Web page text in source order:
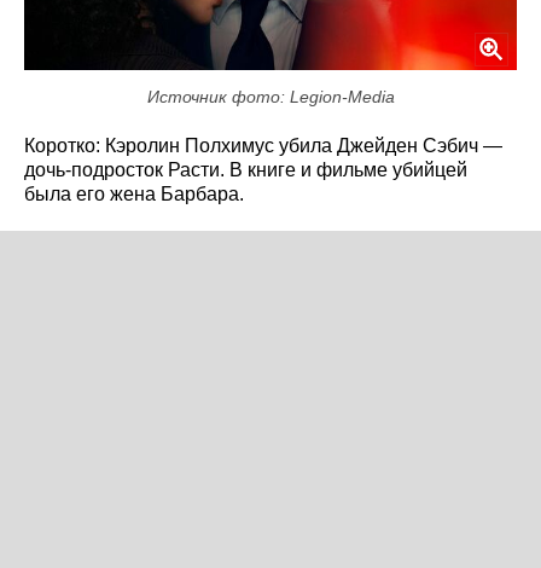
Источник фото: Legion-Media
Коротко: Кэролин Полхимус убила Джейден Сэбич —
дочь-подросток Расти. В книге и фильме убийцей
была его жена Барбара.